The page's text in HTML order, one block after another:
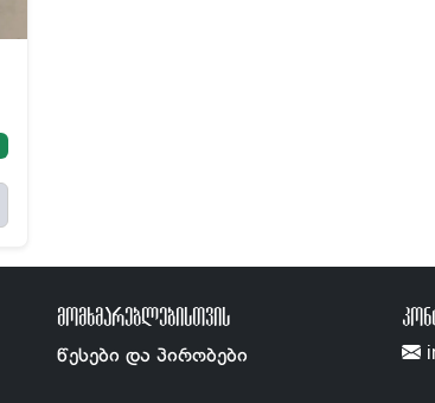
ᲛᲝᲛᲮᲛᲐᲠᲔᲑᲚᲔᲑᲘᲡᲗᲕᲘᲡ
წესები და პირობები